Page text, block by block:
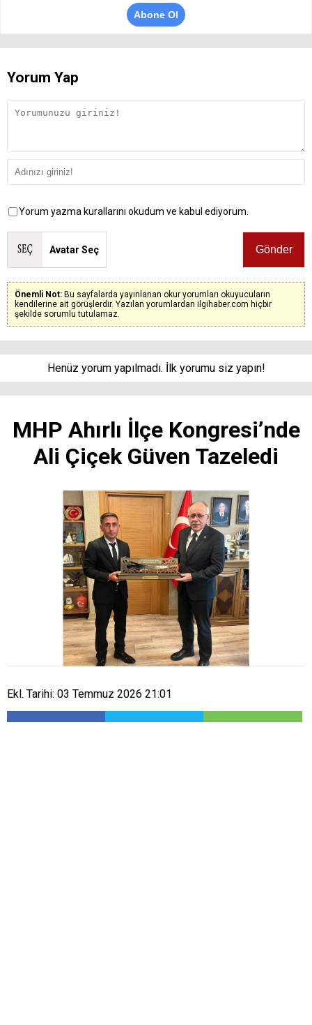
Abone Ol
Yorum Yap
Yorum yazma kurallarını okudum ve kabul ediyorum.
Avatar Seç
Önemli Not: Bu sayfalarda yayınlanan okur yorumları okuyucuların
kendilerine ait görüşlerdir. Yazılan yorumlardan ilgihaber.com hiçbir
şekilde sorumlu tutulamaz.
Henüz yorum yapılmadı. İlk yorumu siz yapın!
MHP Ahırlı İlçe Kongresi’nde
Ali Çiçek Güven Tazeledi
Ekl. Tarihi: 03 Temmuz 2026 21:01